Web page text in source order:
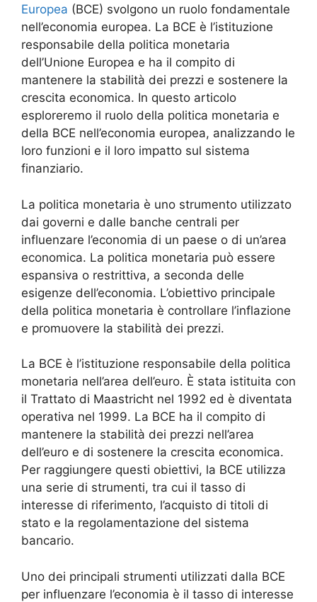
Europea (BCE) svolgono un ruolo fondamentale
nell’economia europea. La BCE è l’istituzione
responsabile della politica monetaria
dell’Unione Europea e ha il compito di
mantenere la stabilità dei prezzi e sostenere la
crescita economica. In questo articolo
esploreremo il ruolo della politica monetaria e
della BCE nell’economia europea, analizzando le
loro funzioni e il loro impatto sul sistema
finanziario.
La politica monetaria è uno strumento utilizzato
dai governi e dalle banche centrali per
influenzare l’economia di un paese o di un’area
economica. La politica monetaria può essere
espansiva o restrittiva, a seconda delle
esigenze dell’economia. L’obiettivo principale
della politica monetaria è controllare l’inflazione
e promuovere la stabilità dei prezzi.
La BCE è l’istituzione responsabile della politica
monetaria nell’area dell’euro. È stata istituita con
il Trattato di Maastricht nel 1992 ed è diventata
operativa nel 1999. La BCE ha il compito di
mantenere la stabilità dei prezzi nell’area
dell’euro e di sostenere la crescita economica.
Per raggiungere questi obiettivi, la BCE utilizza
una serie di strumenti, tra cui il tasso di
interesse di riferimento, l’acquisto di titoli di
stato e la regolamentazione del sistema
bancario.
Uno dei principali strumenti utilizzati dalla BCE
per influenzare l’economia è il tasso di interesse